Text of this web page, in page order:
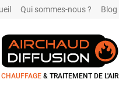
Qui sommes-nous ? Blog
CHAUFFAGE & TRAITEMENT DE L'AIR